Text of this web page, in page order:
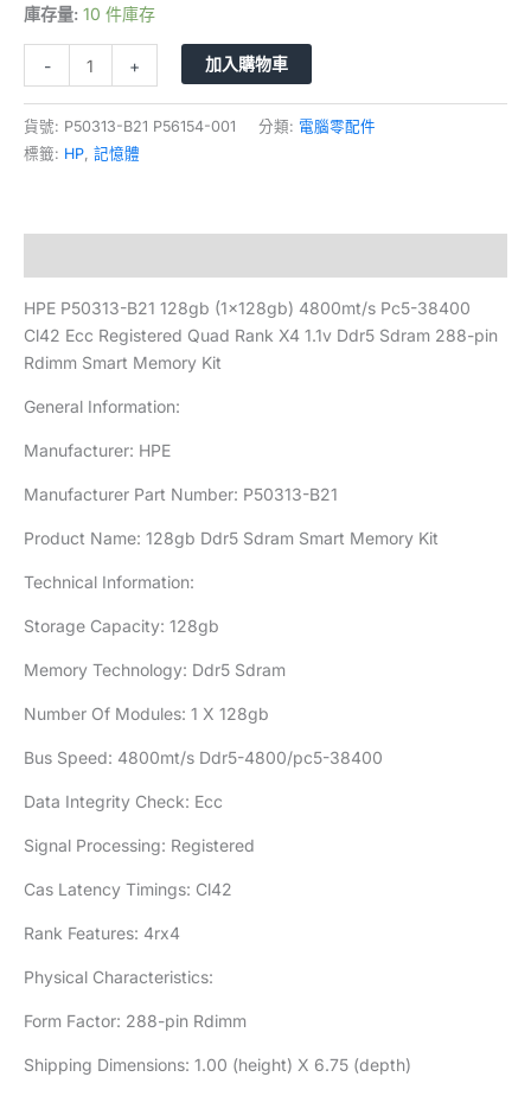
庫存量: 10 件庫存
- + 加入購物車
貨號: P50313-B21 P56154-001 分類: 電腦零配件
標籤: HP 記憶體
HPE P50313-B21 128gb (1x128gb) 4800mt/s Pc5-38400
Cl42 Ecc Registered Quad Rank X4 1.1v Ddr5 Sdram 288-pin
Rdimm Smart Memory Kit
General Information:
Manufacturer: HPE
Manufacturer Part Number: P50313-B21
Product Name: 128gb Ddr5 Sdram Smart Memory Kit
Technical Information:
Storage Capacity: 128gb
Memory Technology: Ddr5 Sdram
Number Of Modules: 1 X 128gb
Bus Speed: 4800mt/s Ddr5-4800/pc5-38400
Data Integrity Check: Ecc
Signal Processing: Registered
Cas Latency Timings: Cl42
Rank Features: 4rx4
Physical Characteristics:
Form Factor: 288-pin Rdimm
Shipping Dimensions: 1.00 (height) X 6.75 (depth)